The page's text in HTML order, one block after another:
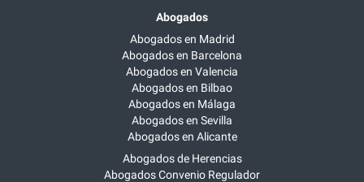
Abogados
Abogados en Madrid
Abogados en Barcelona
Abogados en Valencia
Abogados en Bilbao
Abogados en Málaga
Abogados en Sevilla
Abogados en Alicante
Abogados de Herencias
Abogados Convenio Regulador